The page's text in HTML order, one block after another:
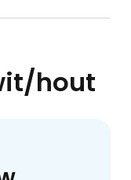
hout